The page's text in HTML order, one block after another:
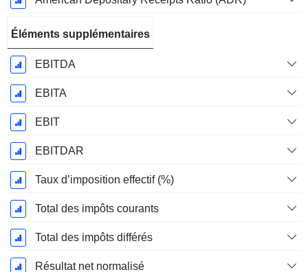
Éléments supplémentaires
EBITDA
EBITA
EBIT
EBITDAR
Taux d’imposition effectif (%)
Total des impôts courants
Total des impôts différés
Résultat net normalisé